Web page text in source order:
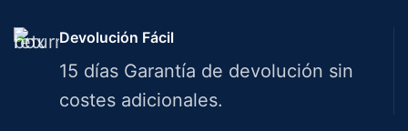
Devolución Fácil
15 días Garantía de devolución sin
costes adicionales.